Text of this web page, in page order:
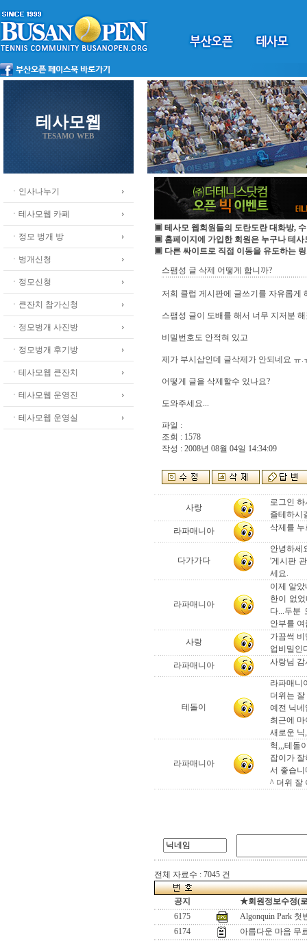
테사모웹
TESAMO WEB
ㆍ인사나누기
ㆍ테사모웹 카페
ㆍ정모 벙개 방
ㆍ벙개신청
ㆍ정모신청
ㆍ큰잔치 참가신청
ㆍ정모벙개 사진방
ㆍ정모벙개 후기방
ㆍ테사모웹 큰잔치
ㆍ테사모웹 운영진
ㆍ테사모웹 운영실
▣ 테사모 웹회원들의 도란도란 대화방,
▣ 홈페이지에 가입한 회원은 누구나 테사
▣ 다른 싸이트로 직접 이동을 유도하는
스팸성 글 삭제 어떻게 합니까?
저희 클럽 게시판에 글쓰기를 자유롭게
스팸성 글이 도배를 해서 너무 지저분
비밀번호도 안적혀 있고
제가 부시삽인데 글삭제가 안되네요 ㅠ.
어떻게 글을 삭제할수 있나요?
도와주세요...
파일 :
조회 : 1578
작성 : 2008년 08월 04일 14:34:09
사랑
로그인
즐테하시
라파매니아
삭제를 누
다가가다
안녕하세
'게시판
세요.
라파매니아
이제 알
한이 없
다...두분
안부를
사랑
가끔썩
업비밀인
라파매니아
사랑님 감
테돌이
라파매니
더위는
예전 닉
최근에
새로운
라파매니아
헉,,,테돌
잡이가
서 좋습니
^ 더위 잘
전체 자료수 : 7045 건
공지
★회원정보수정(
6175
Algonquin Park 첫
6174
아름다운 마음 무